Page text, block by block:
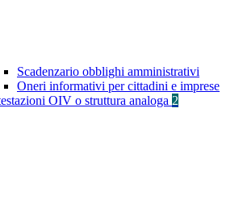
Scadenzario obblighi amministrativi
Oneri informativi per cittadini e imprese
OIV o struttura analoga 2